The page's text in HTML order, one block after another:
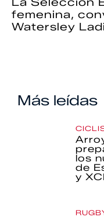
La Selección
femenina,
Watersley
Más leídas
los
de
y